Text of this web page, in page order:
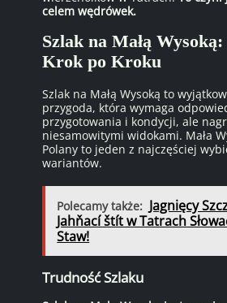
celem wędrówek.
Szlak na Małą
Krok po Kroku
Szlak na Małą Wysoką to
przygoda, która wymaga
przygotowania i kondycji, ale
niesamowitymi widokami. Mała
Polany to jeden z najczęściej
wariantów.
Polecamy także: Jagnięcy
Jahňací štít w Tatrach
Staw!
Trudność Szlaku